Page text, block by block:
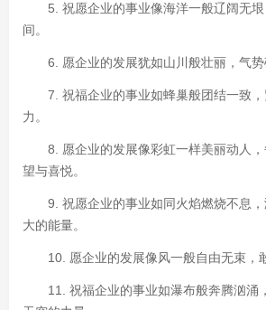
5. 祝愿企业的事业像海洋一般辽阔无
间。
6. 愿企业的发展犹如山川般壮丽，气势
7. 祝福企业的事业如蜂巢般团结一致
力。
8. 愿企业的发展像彩虹一样美丽动人
望与喜悦。
9. 祝愿企业的事业如同火焰燃烧不息
大的能量。
10. 愿企业的发展像风一般自由无束，
11. 祝福企业的事业如瀑布般奔腾汹涌